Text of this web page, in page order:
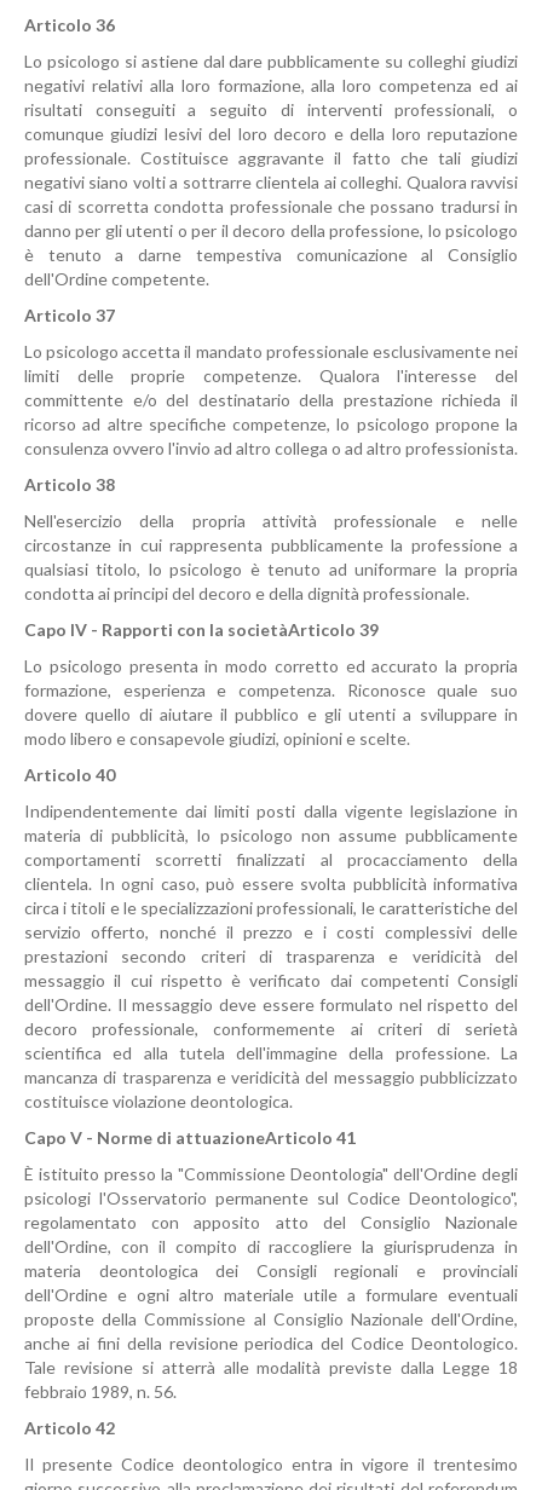
Articolo 36
Lo psicologo si astiene dal dare pubblicamente su colleghi giudizi
negativi relativi alla loro formazione, alla loro competenza ed ai
risultati conseguiti a seguito di interventi professionali, o
comunque giudizi lesivi del loro decoro e della loro reputazione
professionale. Costituisce aggravante il fatto che tali giudizi
negativi siano volti a sottrarre clientela ai colleghi. Qualora ravvisi
casi di scorretta condotta professionale che possano tradursi in
danno per gli utenti o per il decoro della professione, lo psicologo
è tenuto a darne tempestiva comunicazione al Consiglio
dell'Ordine competente.
Articolo 37
Lo psicologo accetta il mandato professionale esclusivamente nei
limiti delle proprie competenze. Qualora l'interesse del
committente e/o del destinatario della prestazione richieda il
ricorso ad altre specifiche competenze, lo psicologo propone la
consulenza ovvero l'invio ad altro collega o ad altro professionista.
Articolo 38
Nell'esercizio della propria attività professionale e nelle
circostanze in cui rappresenta pubblicamente la professione a
qualsiasi titolo, lo psicologo è tenuto ad uniformare la propria
condotta ai principi del decoro e della dignità professionale.
Capo IV - Rapporti con la societàArticolo 39
Lo psicologo presenta in modo corretto ed accurato la propria
formazione, esperienza e competenza. Riconosce quale suo
dovere quello di aiutare il pubblico e gli utenti a sviluppare in
modo libero e consapevole giudizi, opinioni e scelte.
Articolo 40
Indipendentemente dai limiti posti dalla vigente legislazione in
materia di pubblicità, lo psicologo non assume pubblicamente
comportamenti scorretti finalizzati al procacciamento della
clientela. In ogni caso, può essere svolta pubblicità informativa
circa i titoli e le specializzazioni professionali, le caratteristiche del
servizio offerto, nonché il prezzo e i costi complessivi delle
prestazioni secondo criteri di trasparenza e veridicità del
messaggio il cui rispetto è verificato dai competenti Consigli
dell'Ordine. Il messaggio deve essere formulato nel rispetto del
decoro professionale, conformemente ai criteri di serietà
scientifica ed alla tutela dell'immagine della professione. La
mancanza di trasparenza e veridicità del messaggio pubblicizzato
costituisce violazione deontologica.
Capo V - Norme di attuazioneArticolo 41
È istituito presso la "Commissione Deontologia" dell'Ordine degli
psicologi l'Osservatorio permanente sul Codice Deontologico",
regolamentato con apposito atto del Consiglio Nazionale
dell'Ordine, con il compito di raccogliere la giurisprudenza in
materia deontologica dei Consigli regionali e provinciali
dell'Ordine e ogni altro materiale utile a formulare eventuali
proposte della Commissione al Consiglio Nazionale dell'Ordine,
anche ai fini della revisione periodica del Codice Deontologico.
Tale revisione si atterrà alle modalità previste dalla Legge 18
febbraio 1989, n. 56.
Articolo 42
Il presente Codice deontologico entra in vigore il trentesimo